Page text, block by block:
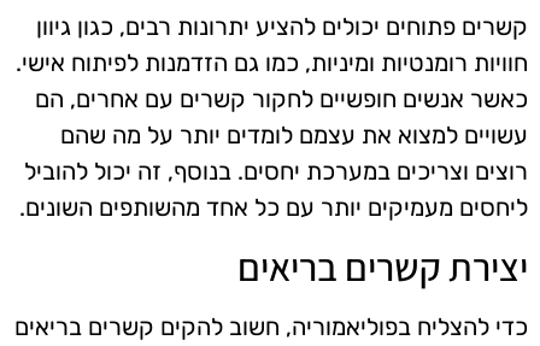
קשרים פתוחים יכולים להציע יתרונות רבים, כגון גיוון
חוויות רומנטיות ומיניות, כמו גם הזדמנות לפיתוח אישי.
כאשר אנשים חופשיים לחקור קשרים עם אחרים, הם
עשויים למצוא את עצמם לומדים יותר על מה שהם
רוצים וצריכים במערכת יחסים. בנוסף, זה יכול להוביל
ליחסים מעמיקים יותר עם כל אחד מהשותפים השונים.
יצירת קשרים בריאים
כדי להצליח בפוליאמוריה, חשוב להקים קשרים בריאים